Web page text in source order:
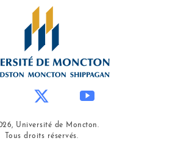
Université de Moncton.
Tous droits réservés.